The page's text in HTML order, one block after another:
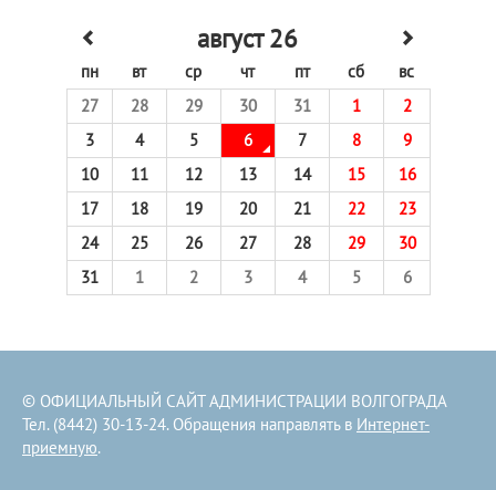
август 26
пн вт ср чт пт сб
вс
27
28 29 30 31 1
2
3
4 5 6 7 8
9
10
11 12 13 14 15
16
17
18 19 20 21 22
23
24
25 26 27 28 29
30
31
1 2 3 4 5 6
© ОФИЦИАЛЬНЫЙ САЙТ АДМИНИСТРАЦИИ ВОЛГОГРАДА
Тел. (8442) 30-13-24. Обращения направлять в Интернет-
приемную.